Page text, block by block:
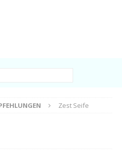
Zest Seife